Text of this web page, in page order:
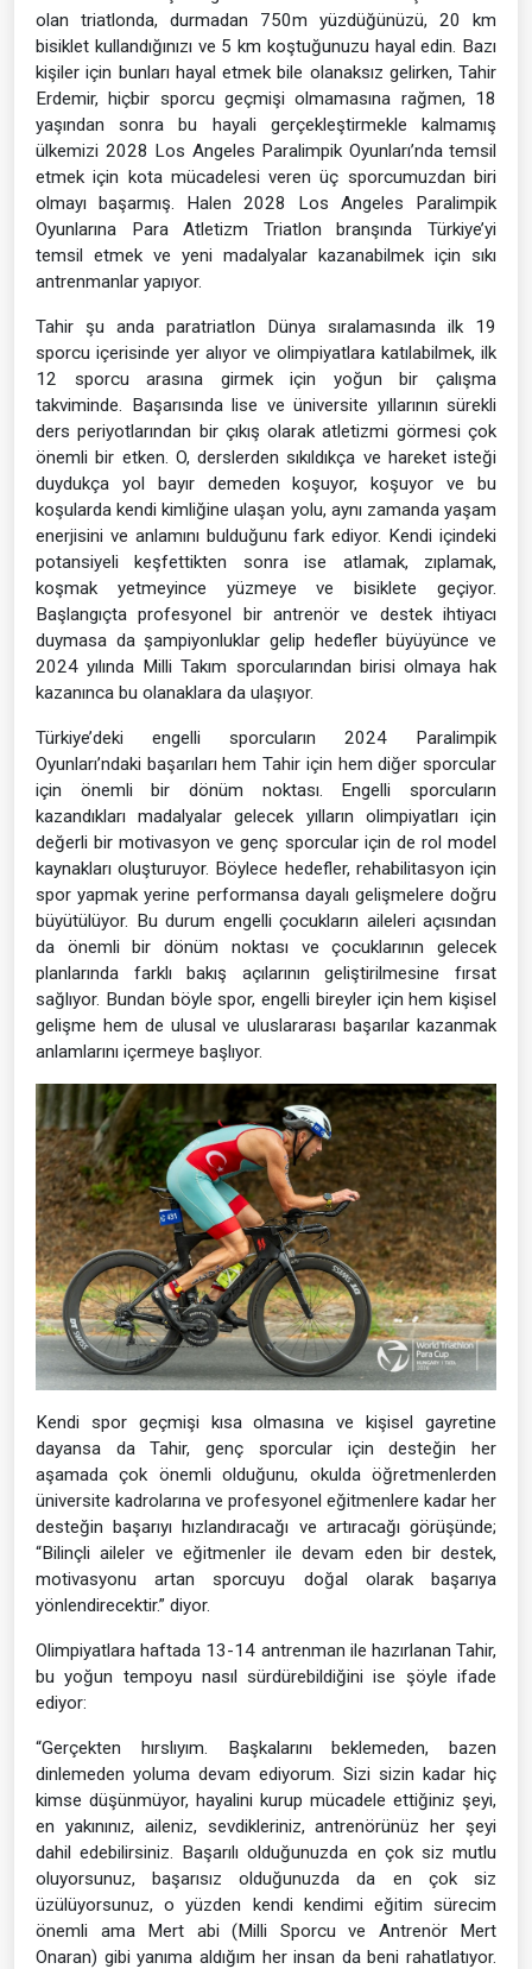
olan triatlonda, durmadan 750m yüzdüğünüzü, 20 km
bisiklet kullandığınızı ve 5 km koştuğunuzu hayal edin. Bazı
kişiler için bunları hayal etmek bile olanaksız gelirken, Tahir
Erdemir, hiçbir sporcu geçmişi olmamasına rağmen, 18
yaşından sonra bu hayali gerçekleştirmekle kalmamış
ülkemizi 2028 Los Angeles Paralimpik Oyunları’nda temsil
etmek için kota mücadelesi veren üç sporcumuzdan biri
olmayı başarmış. Halen 2028 Los Angeles Paralimpik
Oyunlarına Para Atletizm Triatlon branşında Türkiye’yi
temsil etmek ve yeni madalyalar kazanabilmek için sıkı
antrenmanlar yapıyor.
Tahir şu anda paratriatlon Dünya sıralamasında ilk 19
sporcu içerisinde yer alıyor ve olimpiyatlara katılabilmek, ilk
12 sporcu arasına girmek için yoğun bir çalışma
takviminde. Başarısında lise ve üniversite yıllarının sürekli
ders periyotlarından bir çıkış olarak atletizmi görmesi çok
önemli bir etken. O, derslerden sıkıldıkça ve hareket isteği
duydukça yol bayır demeden koşuyor, koşuyor ve bu
koşularda kendi kimliğine ulaşan yolu, aynı zamanda yaşam
enerjisini ve anlamını bulduğunu fark ediyor. Kendi içindeki
potansiyeli keşfettikten sonra ise atlamak, zıplamak,
koşmak yetmeyince yüzmeye ve bisiklete geçiyor.
Başlangıçta profesyonel bir antrenör ve destek ihtiyacı
duymasa da şampiyonluklar gelip hedefler büyüyünce ve
2024 yılında Milli Takım sporcularından birisi olmaya hak
kazanınca bu olanaklara da ulaşıyor.
Türkiye’deki engelli sporcuların 2024 Paralimpik
Oyunları’ndaki başarıları hem Tahir için hem diğer sporcular
için önemli bir dönüm noktası. Engelli sporcuların
kazandıkları madalyalar gelecek yılların olimpiyatları için
değerli bir motivasyon ve genç sporcular için de rol model
kaynakları oluşturuyor. Böylece hedefler, rehabilitasyon için
spor yapmak yerine performansa dayalı gelişmelere doğru
büyütülüyor. Bu durum engelli çocukların aileleri açısından
da önemli bir dönüm noktası ve çocuklarının gelecek
planlarında farklı bakış açılarının geliştirilmesine fırsat
sağlıyor. Bundan böyle spor, engelli bireyler için hem kişisel
gelişme hem de ulusal ve uluslararası başarılar kazanmak
anlamlarını içermeye başlıyor.
Kendi spor geçmişi kısa olmasına ve kişisel gayretine
dayansa da Tahir, genç sporcular için desteğin her
aşamada çok önemli olduğunu, okulda öğretmenlerden
üniversite kadrolarına ve profesyonel eğitmenlere kadar her
desteğin başarıyı hızlandıracağı ve artıracağı görüşünde;
“Bilinçli aileler ve eğitmenler ile devam eden bir destek,
motivasyonu artan sporcuyu doğal olarak başarıya
yönlendirecektir.” diyor.
Olimpiyatlara haftada 13-14 antrenman ile hazırlanan Tahir,
bu yoğun tempoyu nasıl sürdürebildiğini ise şöyle ifade
ediyor:
“Gerçekten hırslıyım. Başkalarını beklemeden, bazen
dinlemeden yoluma devam ediyorum. Sizi sizin kadar hiç
kimse düşünmüyor, hayalini kurup mücadele ettiğiniz şeyi,
en yakınınız, aileniz, sevdikleriniz, antrenörünüz her şeyi
dahil edebilirsiniz. Başarılı olduğunuzda en çok siz mutlu
oluyorsunuz, başarısız olduğunuzda da en çok siz
üzülüyorsunuz, o yüzden kendi kendimi eğitim sürecim
önemli ama Mert abi (Milli Sporcu ve Antrenör Mert
Onaran) gibi yanıma aldığım her insan da beni rahatlatıyor.